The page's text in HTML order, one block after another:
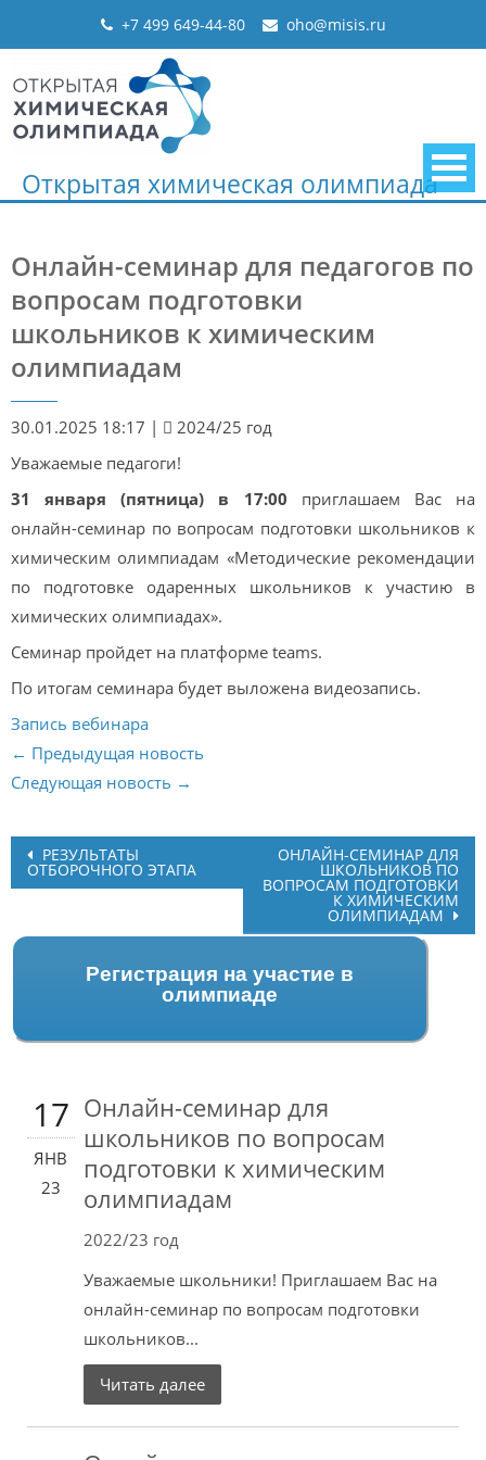
+7 499 649-44-80 oho@misis.ru
Открытая химическая олимпиада
Онлайн-семинар для педагогов по
вопросам подготовки
школьников к химическим
олимпиадам
30.01.2025 18:17 |
2024/25 год
Уважаемые педагоги!
31 января (пятница) в 17:00 приглашаем Вас на
онлайн-семинар по вопросам подготовки школьников к
химическим олимпиадам «Методические рекомендации
по подготовке одаренных школьников к участию в
химических олимпиадах».
Семинар пройдет на платформе teams.
По итогам семинара будет выложена видеозапись.
Запись вебинара
← Предыдущая новость
Следующая новость →
Post
navigation
РЕЗУЛЬТАТЫ
ОТБОРОЧНОГО ЭТАПА
ОНЛАЙН-СЕМИНАР ДЛЯ
ШКОЛЬНИКОВ ПО
ВОПРОСАМ ПОДГОТОВКИ
К ХИМИЧЕСКИМ
ОЛИМПИАДАМ
Регистрация на участие в
олимпиаде
17
ЯНВ
23
Онлайн-семинар для
школьников по вопросам
подготовки к химическим
олимпиадам
2022/23 год
Уважаемые школьники! Приглашаем Вас на
онлайн-семинар по вопросам подготовки
школьников...
Читать далее